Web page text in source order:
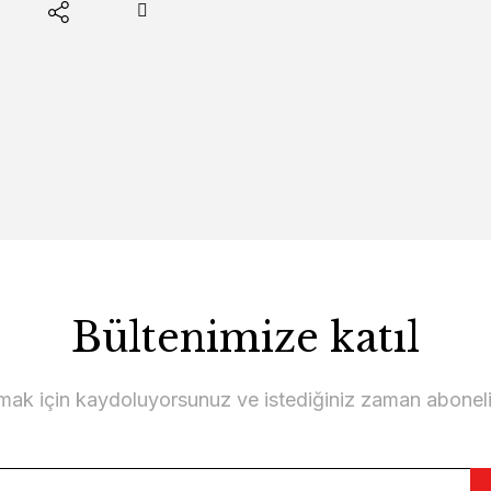
Bültenimize katıl
için kaydoluyorsunuz ve istediğiniz zaman